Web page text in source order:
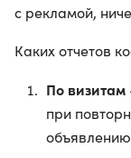
с рекламой,
Каких отчетов
По визитам
при